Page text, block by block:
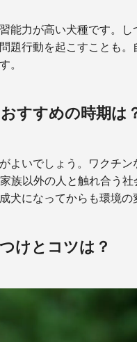
能力が高い犬種です。
題行動を起こすことも
。
すすめの時期は
よいでしょう。ワクチ
族以外の人と触れ合う
犬になってからも環境の
けとコツは？